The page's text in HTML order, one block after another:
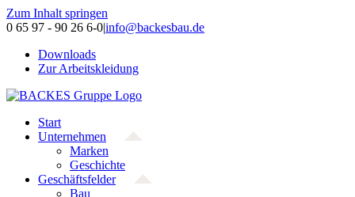
Zum Inhalt springen
0 65 97 - 90 26 6-0|info@backesbau.de
Downloads
Zur Arbeitskleidung
Start
Unternehmen
Marken
Geschichte
Geschäftsfelder
Bau